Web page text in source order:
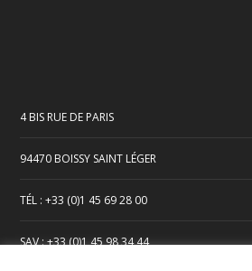
4 BIS RUE DE PARIS
94470 BOISSY SAINT LÉGER
TÉL : +33 (0)1 45 69 28 00
SAV : +33 (0)1 45 98 34 44